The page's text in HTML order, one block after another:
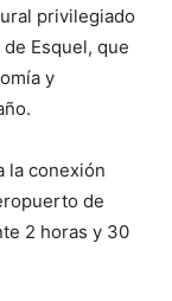
privilegiado
Esquel, que
y
la conexión
de
2 horas y 30